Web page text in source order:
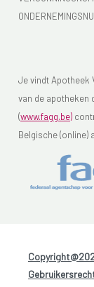
Je vindt Apotheek
van de apotheken
(www.fagg.be)
Belgische (online)